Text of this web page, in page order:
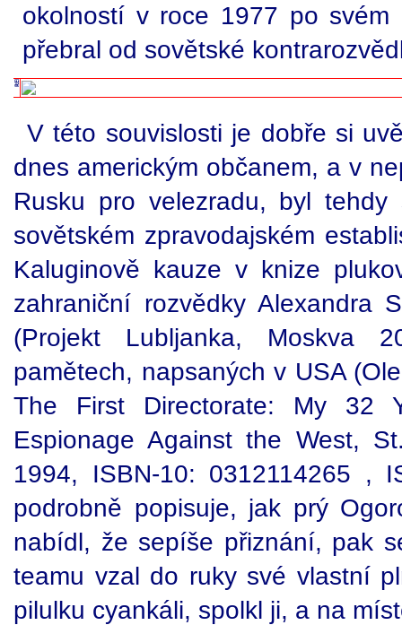
okolností v roce 1977 po svém
přebral od sovětské
V této souvislosti je dobře si
dnes americkým občanem, a v
Rusku pro velezradu, byl tehdy
sovětském zpravodajském
Kaluginově kauze v knize
zahraniční rozvědky Alexandra
(Projekt Lubljanka, Moskva
pamětech, napsaných v USA
The First Directorate: My 32
Espionage Against the West,
1994, ISBN-10: 0312114265 ,
podrobně popisuje, jak prý
nabídl, že sepíše přiznání, pak
teamu vzal do ruky své vlastní
pilulku cyankáli, spolkl ji, a na